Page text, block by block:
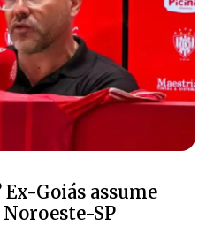
Goiás assume
SP